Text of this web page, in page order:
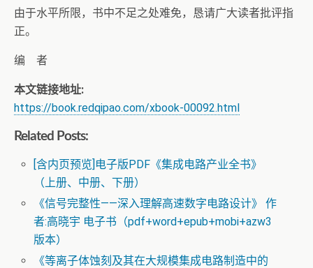
由于水平所限，书中不足之处难免，恳请广大读者批评指
正。
编 者
本文链接地址:
https://book.redqipao.com/xbook-00092.html
Related Posts:
[含内页预览]电子版PDF《集成电路产业全书》
（上册、中册、下册）
《信号完整性——深入理解高速数字电路设计》 作
者:高晓宇 电子书（pdf+word+epub+mobi+azw3
版本）
《等离子体蚀刻及其在大规模集成电路制造中的